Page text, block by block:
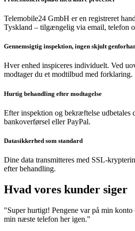
Telemobile24 GmbH er en registreret
Tyskland – tilgængelig via email, telefon
Gennemsigtig inspektion, ingen skjult
Hver enhed inspiceres individuelt. Ved
modtager du et modtilbud med forklaring.
Hurtig behandling efter modtagelse
Efter inspektion og bekræftelse udbetales
bankoverførsel eller PayPal.
Datasikkerhed som standard
Dine data transmitteres med SSL-
efter behandling.
Hvad vores kunder siger
"Super hurtigt! Pengene var på min
min næste telefon her igen."